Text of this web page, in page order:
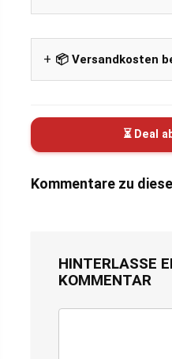
📦 Versandkosten
⏳ Deal
Kommentare zu
HINTERLASSE
KOMMENTAR